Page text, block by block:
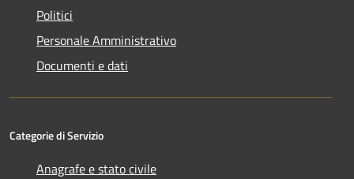
Politici
Personale Amministrativo
Documenti e dati
Categorie di Servizio
Anagrafe e stato civile